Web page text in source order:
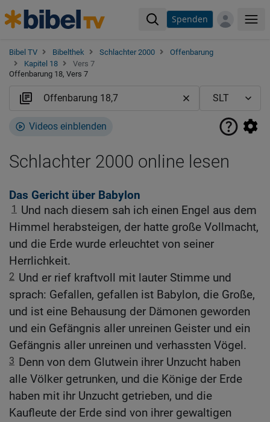
Spenden
Bibel TV Bibelthek Schlachter 2000
Offenbarung
Kapitel 18
Vers 7
Offenbarung 18, Vers 7
Videos einblenden
Schlachter 2000 online lesen
Das Gericht über Babylon
1
Und nach diesem sah ich einen Engel aus dem
Himmel herabsteigen, der hatte große Vollmacht,
und die Erde wurde erleuchtet von seiner
Herrlichkeit.
2 Und er rief kraftvoll mit lauter Stimme und
sprach: Gefallen, gefallen ist Babylon, die Große,
und ist eine Behausung der Dämonen geworden
und ein Gefängnis aller unreinen Geister und ein
Gefängnis aller unreinen und verhassten Vögel.
3 Denn von dem Glutwein ihrer Unzucht haben
alle Völker getrunken, und die Könige der Erde
haben mit ihr Unzucht getrieben, und die
Kaufleute der Erde sind von ihrer gewaltigen